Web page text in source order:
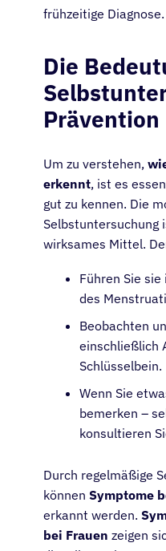
frühzeitige Diagnose.
Die
Prävention
Um zu verstehen,
erkennt, ist es
gut zu kennen. Die
Selbstuntersuchung
wirksames Mittel.
Führen Sie
des
Beobachten
einschließlich
Schlüsselbein.
Wenn Sie
bemerken –
konsultieren
Durch regelmäßige
können Symptome
erkannt werden.
bei Frauen zeigen